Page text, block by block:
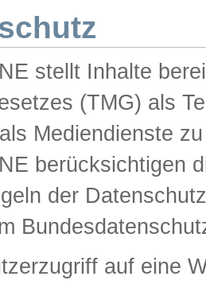
stellt Inhalte
(TMG) als
Mediendienste
berücksichtigen
der
auf eine